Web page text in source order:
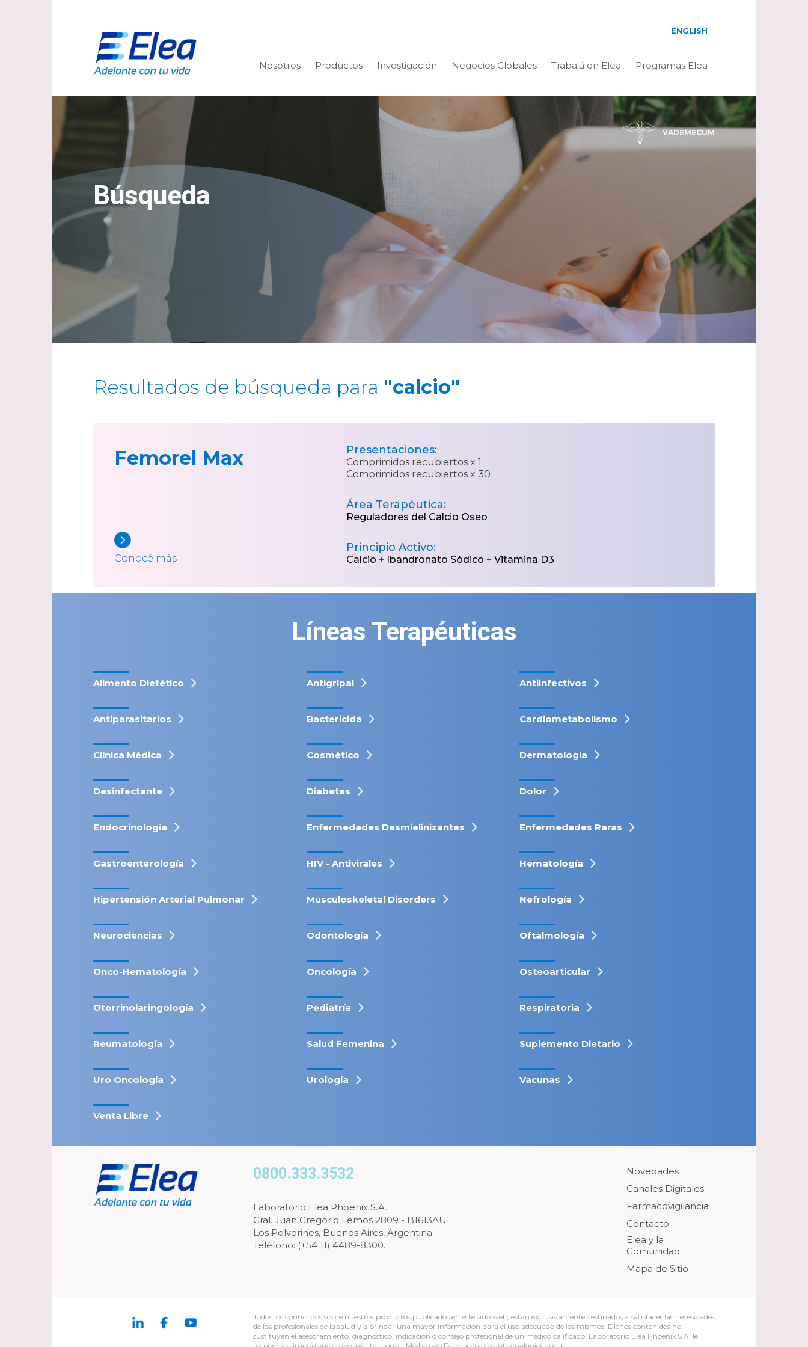
Nosotros Productos Investigación Negocios Globales Trabajá en Elea Programas Elea
ENGLISH
VADEMECUM
Búsqueda
Resultados de búsqueda para "calcio"
Femorel Max
Conocé más
Presentaciones:
Comprimidos recubiertos x 1
Comprimidos recubiertos x 30
Área Terapéutica:
Reguladores del Calcio Oseo
Principio Activo:
Calcio + Ibandronato Sódico + Vitamina D3
Líneas Terapéuticas
Alimento Dietético Antigripal Antiinfectivos
Antiparasitarios Bactericida Cardiometabolismo
Clínica Médica Cosmético Dermatología
Desinfectante Diabetes Dolor
Endocrinología Enfermedades Desmielinizantes Enfermedades Raras
Gastroenterología HIV - Antivirales Hematología
Hipertensión Arterial Pulmonar Musculoskeletal Disorders Nefrología
Neurociencias Odontología Oftalmología
Onco-Hematología Oncología Osteoarticular
Otorrinolaringología Pediatría Respiratoria
Reumatología Salud Femenina Suplemento Dietario
Uro Oncología Urología Vacunas
Venta Libre
0800.333.3532
Laboratorio Elea Phoenix S.A.
Gral. Juan Gregorio Lemos 2809 - B1613AUE
Los Polvorines, Buenos Aires, Argentina.
Teléfono: (+54 11) 4489-8300.
Novedades
Canales Digitales
Farmacovigilancia
Contacto
Elea y la
Comunidad
Mapa de Sitio
Todos los contenidos sobre nuestros productos publicados en este sitio web, están exclusivamente destinados a satisfacer las necesidades
de los profesionales de la salud y a brindar una mayor información para el uso adecuado de los mismos. Dichos contenidos no
sustituyen el asesoramiento, diagnóstico, indicación o consejo profesional de un médico calificado. Laboratorio Elea Phoenix S.A. le